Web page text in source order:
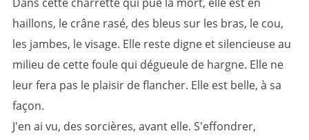
haillons, le crâne rasé, des bleus sur les bras, le cou,
les jambes, le visage. Elle reste digne et silencieuse au
milieu de cette foule qui dégueule de hargne. Elle ne
leur fera pas le plaisir de flancher. Elle est belle, à sa
façon.
J'en ai vu, des sorcières, avant elle. S'effondrer,